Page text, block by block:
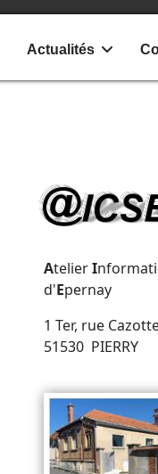
Actualités
AtelierI
d'Epernay
1 Ter, rue
51530 PIERRY